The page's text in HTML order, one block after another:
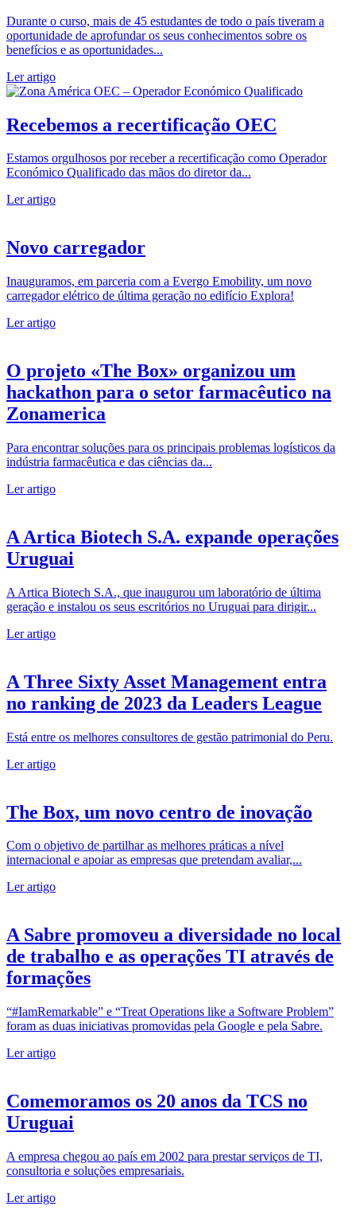
Durante o curso, mais de 45 estudantes de todo o país tiveram a
oportunidade de aprofundar os seus conhecimentos sobre os
benefícios e as oportunidades...
Ler artigo
Recebemos a recertificação OEC
Estamos orgulhosos por receber a recertificação como Operador
Económico Qualificado das mãos do diretor da...
Ler artigo
Novo carregador
Inauguramos, em parceria com a Evergo Emobility, um novo
carregador elétrico de última geração no edifício Explora!
Ler artigo
O projeto «The Box» organizou um
hackathon para o setor farmacêutico na
Zonamerica
Para encontrar soluções para os principais problemas logísticos da
indústria farmacêutica e das ciências da...
Ler artigo
A Artica Biotech S.A. expande operações
Uruguai
A Artica Biotech S.A., que inaugurou um laboratório de última
geração e instalou os seus escritórios no Uruguai para dirigir...
Ler artigo
A Three Sixty Asset Management entra
no ranking de 2023 da Leaders League
Está entre os melhores consultores de gestão patrimonial do Peru.
Ler artigo
The Box, um novo centro de inovação
Com o objetivo de partilhar as melhores práticas a nível
internacional e apoiar as empresas que pretendam avaliar,...
Ler artigo
A Sabre promoveu a diversidade no local
de trabalho e as operações TI através de
formações
“#IamRemarkable” e “Treat Operations like a Software Problem”
foram as duas iniciativas promovidas pela Google e pela Sabre.
Ler artigo
Comemoramos os 20 anos da TCS no
Uruguai
A empresa chegou ao país em 2002 para prestar serviços de TI,
consultoria e soluções empresariais.
Ler artigo